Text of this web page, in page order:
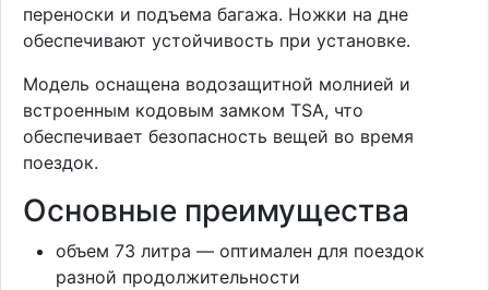
переноски и подъема багажа. Ножки на дне
обеспечивают устойчивость при установке.
Модель оснащена водозащитной молнией и
встроенным кодовым замком TSA, что
обеспечивает безопасность вещей во время
поездок.
Основные преимущества
объем 73 литра — оптимален для поездок
разной продолжительности